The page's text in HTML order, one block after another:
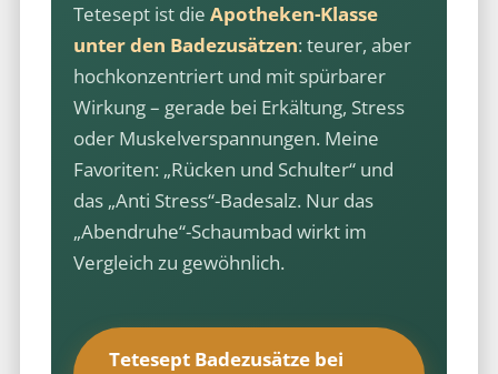
Tetesept ist die Apotheken-Klasse
unter den Badezusätzen: teurer, aber
hochkonzentriert und mit spürbarer
Wirkung – gerade bei Erkältung, Stress
oder Muskelverspannungen. Meine
Favoriten: „Rücken und Schulter“ und
das „Anti Stress“-Badesalz. Nur das
„Abendruhe“-Schaumbad wirkt im
Vergleich zu gewöhnlich.
Tetesept Badezusätze bei